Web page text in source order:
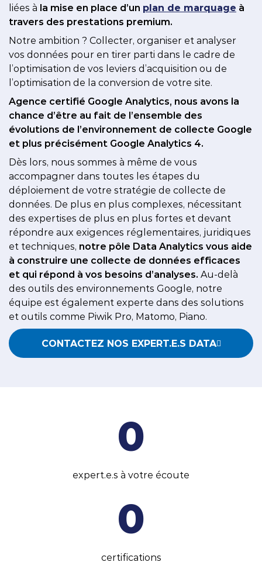
liées à la mise en place d’un plan de marquage à
travers des prestations premium. ​
Notre ambition ? Collecter, organiser et analyser
vos données pour en tirer parti dans le cadre de
l’optimisation de vos leviers d’acquisition ou de
l’optimisation de la conversion de votre site.​
Agence certifié Google Analytics, nous avons la
chance d’être au fait de l’ensemble des
évolutions de l’environnement de collecte Google
et plus précisément Google Analytics 4. ​
Dès lors, nous sommes à même de vous
accompagner dans toutes les étapes du
déploiement de votre stratégie de collecte de
données. De plus en plus complexes, nécessitant
des expertises de plus en plus fortes et devant
répondre aux exigences réglementaires, juridiques
et techniques, notre pôle Data Analytics vous aide
à construire une collecte de données efficaces
et qui répond à vos besoins d’analyses. ​ Au-delà
des outils des environnements Google, notre
équipe est également experte dans des solutions
et outils comme Piwik Pro, Matomo, Piano. ​
CONTACTEZ NOS EXPERT.E.S DATA
0
certifications
0
expert.e.s à votre écoute